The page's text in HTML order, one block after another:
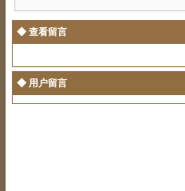
◆ 查看留言
◆ 用户留言